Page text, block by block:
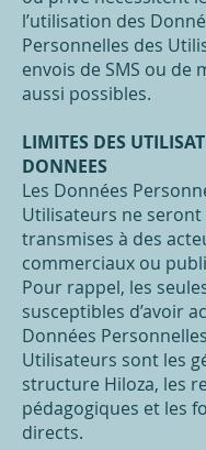
l’utilisation des
Personnelles des
envois de SMS ou de
aussi possibles.
LIMITES DES
DONNEES
Les Données
Utilisateurs ne seront
transmises à des
commerciaux ou
Pour rappel, les
susceptibles d’avoir
Données
Utilisateurs sont les
structure Hiloza, les
pédagogiques et les
directs.